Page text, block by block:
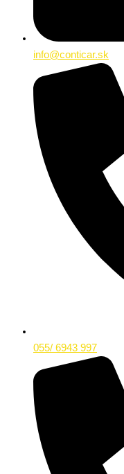
info@conticar.sk
055/ 6943 997